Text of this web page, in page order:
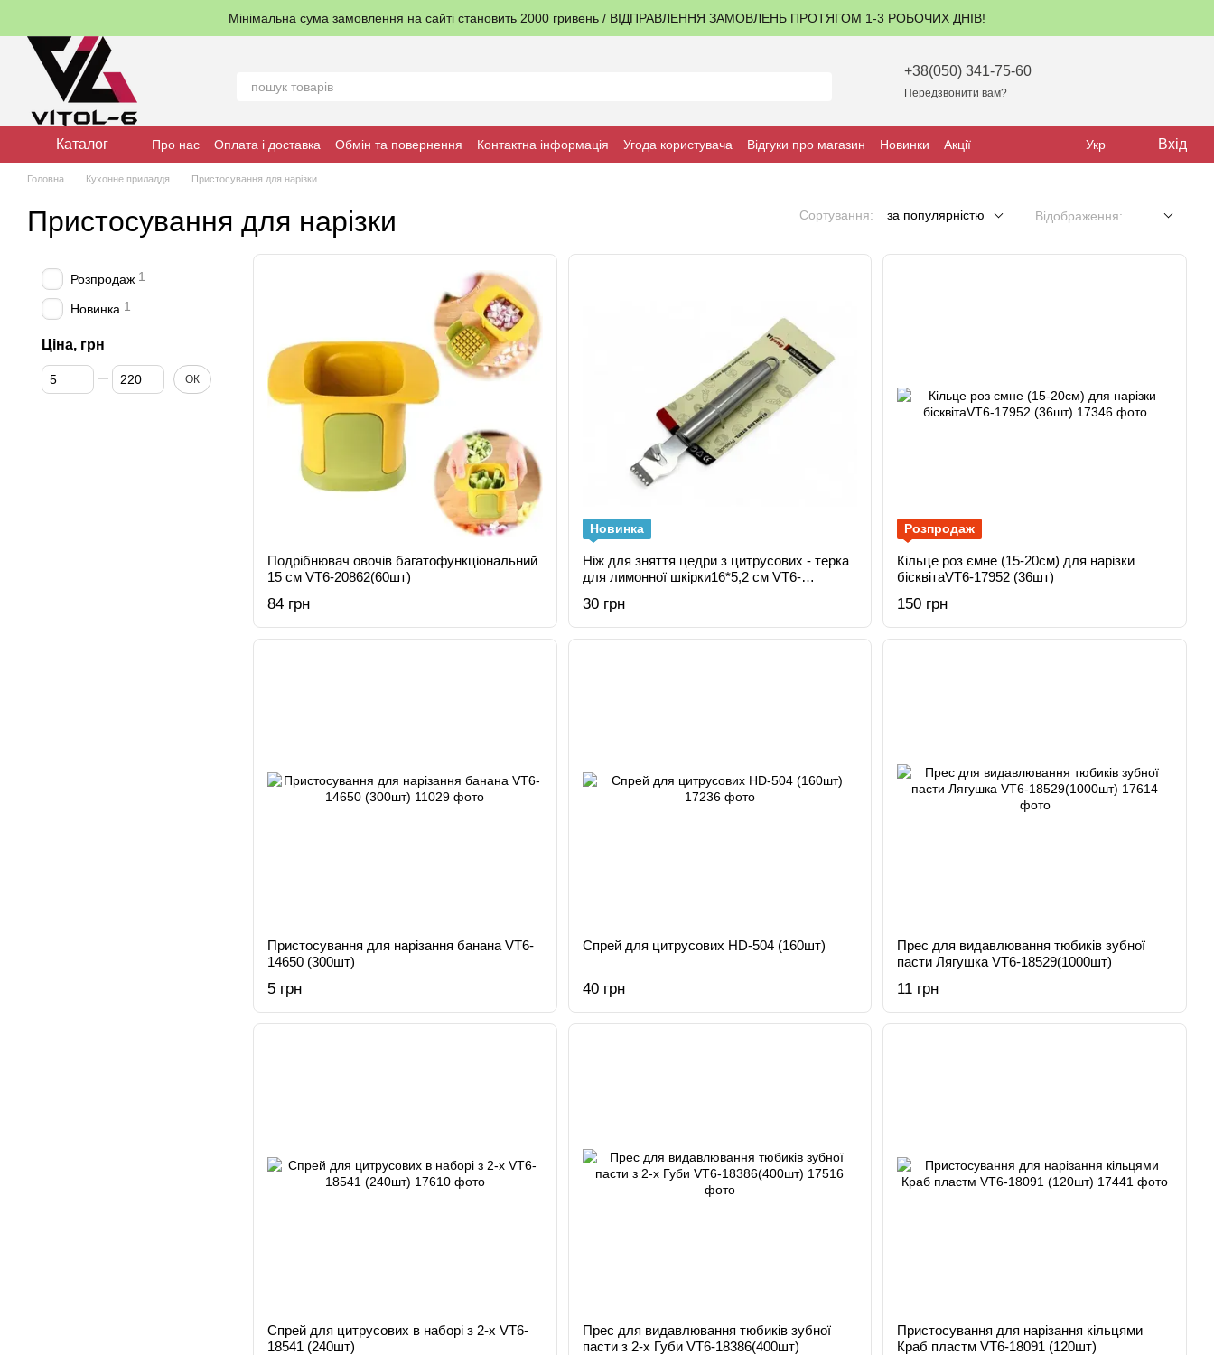
Мінімальна сума замовлення на сайті становить 2000 гривень / ВІДПРАВЛЕННЯ ЗАМОВЛЕНЬ ПРОТЯГОМ 1-3 РОБОЧИХ ДНІВ!
+38(050) 341-75-60
Передзвонити вам?
Каталог Про нас Оплата і доставка Обмін та повернення Контактна інформація Угода користувача Відгуки про магазин Новинки Акції Укр Вхід
Головна Кухонне приладдя Пристосування для нарізки
Пристосування для нарізки Сортування: за популярністю Відображення:
Подрібнювач овочів багатофункціональний
15 см VT6-20862(60шт)
84 грн
Новинка
Ніж для зняття цедри з цитрусових - терка
для лимонної шкірки16*5,2 см VT6-
30 грн
Розпродаж
Кільце роз ємне (15-20см) для нарізки
бісквітаVT6-17952 (36шт)
150 грн
Пристосування для нарізання банана VT6-
14650 (300шт)
5 грн
Спрей для цитрусових HD-504 (160шт)
40 грн
Прес для видавлювання тюбиків зубної
пасти Лягушка VT6-18529(1000шт)
11 грн
Спрей для цитрусових в наборі з 2-х VT6-
18541 (240шт)
Прес для видавлювання тюбиків зубної
пасти з 2-х Губи VT6-18386(400шт)
Пристосування для нарізання кільцями
Краб пластм VT6-18091 (120шт)
Розпродаж 1
Новинка 1
Ціна, грн
Від Ціна, грн
До Ціна, грн ОК